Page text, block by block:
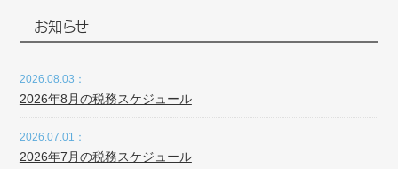
お知らせ
2026.08.03：
2026年8月の税務スケジュール
2026.07.01：
2026年7月の税務スケジュール